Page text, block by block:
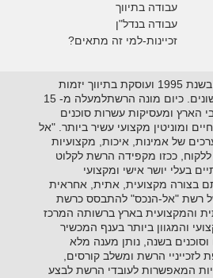
עבודה בתיווך
עבודה בנדל"ן
זכיינות-למי זה מתאים?
רשת "אל-הנכס" נוסדה בשנת 1995 ועוסקת בתיווך יזמות
ושיווק נדל"ן על סוגיו השונים. כיום מונה הרשתלמעלה מ- 15
הארץ ומעסיקות עשרות סוכנים
חיים ומוניטין מקצועי עשיר ביותר. "אל
של אמינות, איכות, מקצועיות
ללקוח, ככזו מקפידה הרשת לקלוט
בעלי יושר אישי ומקצועי
בצורה מקצועית, אתית, אחראית
של רשת "אל-הנכס" להתבסס כרשת
והמקצועית בארץ ברשותה המרכז
והמגוון ביותר בענף המכשיר
בשנה, נותן מענה מלא
לזכייניי הרשת ומשלב קורסים,
המאפשרות לעובדי הרשת לבצע